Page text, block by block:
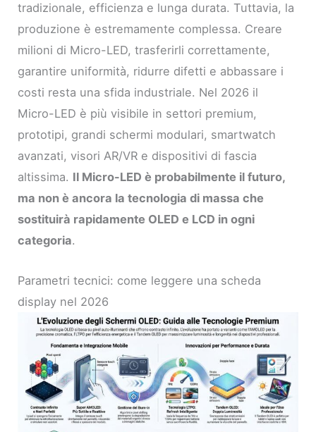
tradizionale, efficienza e lunga durata. Tuttavia, la
produzione è estremamente complessa. Creare
milioni di Micro-LED, trasferirli correttamente,
garantire uniformità, ridurre difetti e abbassare i
costi resta una sfida industriale. Nel 2026 il
Micro-LED è più visibile in settori premium,
prototipi, grandi schermi modulari, smartwatch
avanzati, visori AR/VR e dispositivi di fascia
altissima. Il Micro-LED è probabilmente il futuro,
ma non è ancora la tecnologia di massa che
sostituirà rapidamente OLED e LCD in ogni
categoria.
Parametri tecnici: come leggere una scheda
display nel 2026